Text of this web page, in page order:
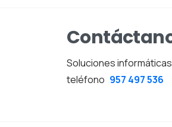
Soluciones
teléfono 957 497 536